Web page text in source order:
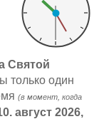
Святой
только один
(в момент, когда
август 2026,